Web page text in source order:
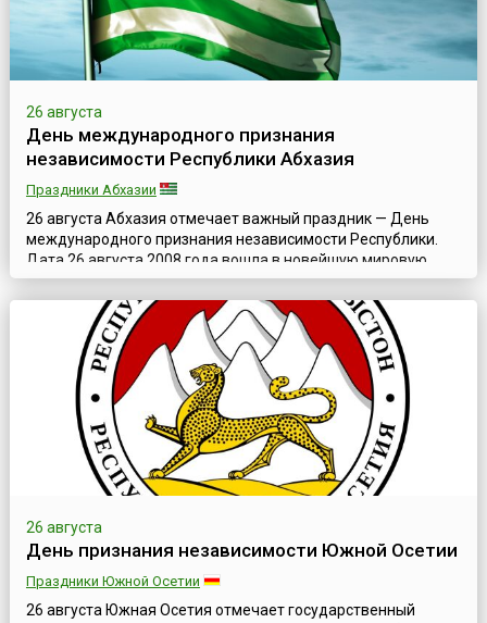
26 августа
День международного признания
независимости Республики Абхазия
Праздники Абхазии
26 августа Абхазия отмечает важный праздник — День
международного признания независимости Республики.
Дата 26 августа 2008 года вошла в новейшую мировую
историю как день обретения Республикой Абхазия
долгожданной независимости.Свою независимость
Республика провозгласила еще в начале 1990-х годов —
после войны с Грузией (1992—1993). Однако, данный факт
не вызвал широкого международного резо...
26 августа
День признания независимости Южной Осетии
Праздники Южной Осетии
26 августа Южная Осетия отмечает государственный